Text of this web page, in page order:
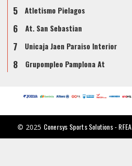
5 Atletismo Pielagos
6 At. San Sebastian
7 Unicaja Jaen Paraiso Interior
8 Grupompleo Pamplona At
© 2025 Conersys Sports Solutions - RFEA